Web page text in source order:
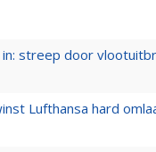
streep door
Lufthansa hard